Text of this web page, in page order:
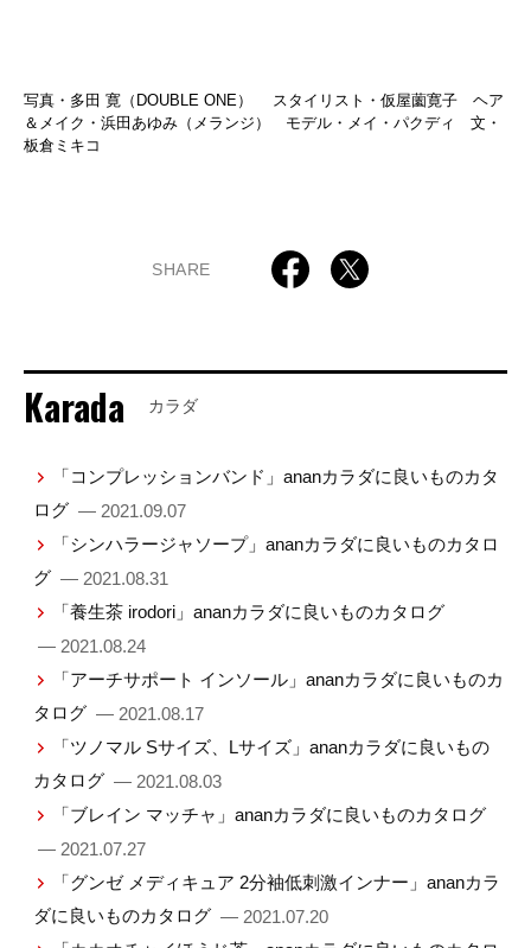
写真・多田 寛（DOUBLE ONE） スタイリスト・仮屋薗寛子 ヘア
＆メイク・浜田あゆみ（メランジ） モデル・メイ・パクディ 文・
板倉ミキコ
SHARE
Karada カラダ
「コンプレッションバンド」ananカラダに良いものカタ
ログ — 2021.09.07
「シンハラージャソープ」ananカラダに良いものカタロ
グ — 2021.08.31
「養生茶 irodori」ananカラダに良いものカタログ
— 2021.08.24
「アーチサポート インソール」ananカラダに良いものカ
タログ — 2021.08.17
「ツノマル Sサイズ、Lサイズ」ananカラダに良いもの
カタログ — 2021.08.03
「ブレイン マッチャ」ananカラダに良いものカタログ
— 2021.07.27
「グンゼ メディキュア 2分袖低刺激インナー」ananカラ
ダに良いものカタログ — 2021.07.20